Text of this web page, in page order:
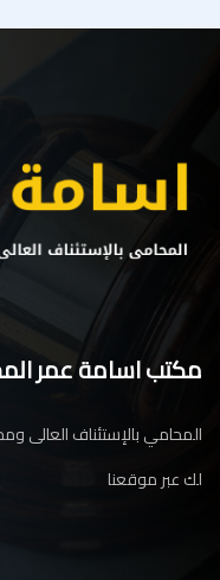
مكتب اسامة عمر
المحامي بالإستئناف العالى
لك عبر موقعنا